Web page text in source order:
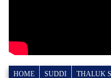
HOME SUDDI THALUK